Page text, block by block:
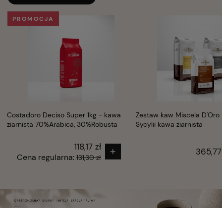
Costadoro Deciso Super 1kg - kawa
ziarnista 70%Arabica, 30%Robusta
118,17 zł
Cena regularna: 131,30 zł
PROMOCJA
Zestaw kaw Miscela
Sycylii kawa ziarnista
365,77